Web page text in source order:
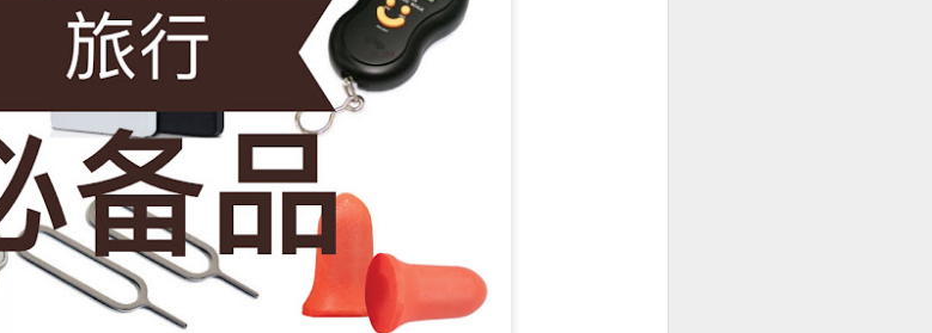
and I’ve never heard of this restaurant outside of Sydney. The
in 2015 in Burwood and has opened another 4 restaurants in
Parramatta.
stone pot cuisine and fusion dishes. You can find their menu